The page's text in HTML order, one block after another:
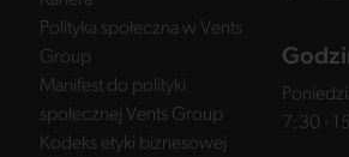
Polityka społeczna w Vents
Group
Manifest do polityki
społecznej Vents Group
Kodeks etyki biznesowej
7:30 -